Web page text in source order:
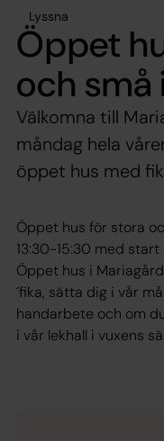
Lyssna
Öppet
och små
Välkomna till
måndag hela
öppet hus med
Öppet hus för stora
13:30-15:30 med
Öppet hus i
´fika, sätta dig i vår
handarbete och om
i vår lekhall i vuxens